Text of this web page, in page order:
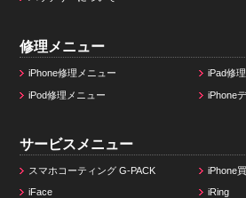
修理メニュー
iPhone修理メニュー iPad修
iPod修理メニュー iPhone
サービスメニュー
スマホコーティング G-PACK
iPhone
iFace
iRing